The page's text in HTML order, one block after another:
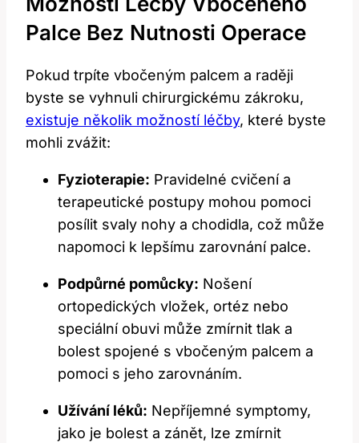
Palce Bez Nutnosti Operace
Pokud trpíte vbočeným palcem a raději
byste se vyhnuli chirurgickému zákroku,
existuje několik možností léčby, které byste
mohli zvážit:
Fyzioterapie: Pravidelné cvičení a
terapeutické postupy mohou pomoci
posílit svaly nohy a chodidla, což může
napomoci k lepšímu zarovnání palce.
Podpůrné pomůcky: Nošení
ortopedických vložek, ortéz nebo
speciální obuvi může zmírnit tlak a
bolest spojené s vbočeným palcem a
pomoci s jeho zarovnáním.
Užívání léků: Nepříjemné symptomy,
jako je bolest a zánět, lze zmírnit